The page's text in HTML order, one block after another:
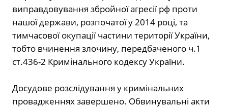
виправдовування збройної агресії рф проти
нашої держави, розпочатої у 2014 році, та
тимчасової окупації частини території України,
тобто вчинення злочину, передбаченого ч.1
ст.436-2 Кримінального кодексу України.
Досудове розслідування у кримінальних
провадженнях завершено. Обвинувальні акти